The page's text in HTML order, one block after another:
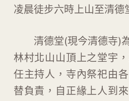
凌晨徒步六時上山至清德
清德堂(現今清德寺)
林村北山山頂上之堂宇
任主持人，寺內祭祀由
替負責，自正緣上人到